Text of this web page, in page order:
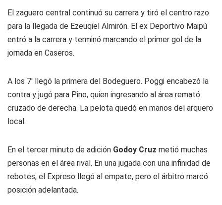
El zaguero central continuó su carrera y tiró el centro razo
para la llegada de Ezeuqiel Almirón. El ex Deportivo Maipú
entró a la carrera y terminó marcando el primer gol de la
jornada en Caseros.
A los 7' llegó la primera del Bodeguero. Poggi encabezó la
contra y jugó para Pino, quien ingresando al área remató
cruzado de derecha. La pelota quedó en manos del arquero
local.
En el tercer minuto de adición Godoy Cruz metió muchas
personas en el área rival. En una jugada con una infinidad de
rebotes, el Expreso llegó al empate, pero el árbitro marcó
posición adelantada.